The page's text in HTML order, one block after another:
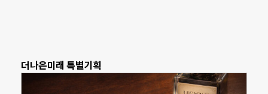
더나은미래 특별기획